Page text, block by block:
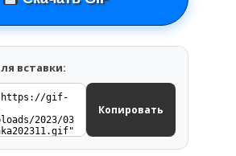
вставки:
Копировать